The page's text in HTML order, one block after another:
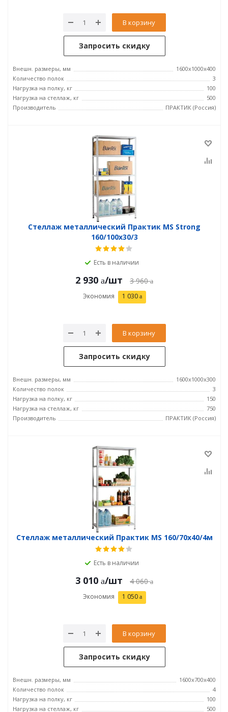
В корзину
Запросить скидку
Внешн. размеры, мм
1600x1000x400
Количество полок
3
Нагрузка на полку, кг
100
Нагрузка на стеллаж, кг
500
Производитель
ПРАКТИК (Россия)
Стеллаж металлический Практик MS Strong
160/100x30/3
Есть в наличии
2 930 /шт 3 960
Экономия 1 030
В корзину
Запросить скидку
Внешн. размеры, мм
1600x1000x300
Количество полок
3
Нагрузка на полку, кг
150
Нагрузка на стеллаж, кг
750
Производитель
ПРАКТИК (Россия)
Стеллаж металлический Практик MS 160/70х40/4м
Есть в наличии
3 010 /шт 4 060
Экономия 1 050
В корзину
Запросить скидку
Внешн. размеры, мм
1600x700x400
Количество полок
4
Нагрузка на полку, кг
100
Нагрузка на стеллаж, кг
500